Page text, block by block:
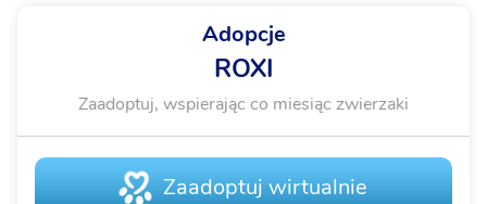
Adopcje
ROXI
Zaadoptuj, wspierając co miesiąc zwierzaki
Zaadoptuj wirtualnie